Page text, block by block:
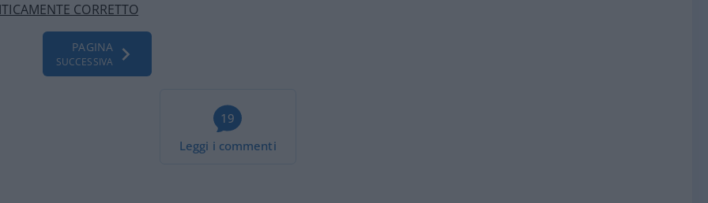
CORRETTO
PAGINA
SUCCESSIVA
19
Leggi i commenti